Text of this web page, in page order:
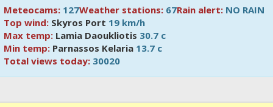
Meteocams: 127Weather stations: 67Rain alert: NO RAIN
Top wind: Skyros Port 19 km/h
Max temp: Lamia Daoukliotis 30.7 c
Min temp: Parnassos Kelaria 13.7 c
Total views today: 30020